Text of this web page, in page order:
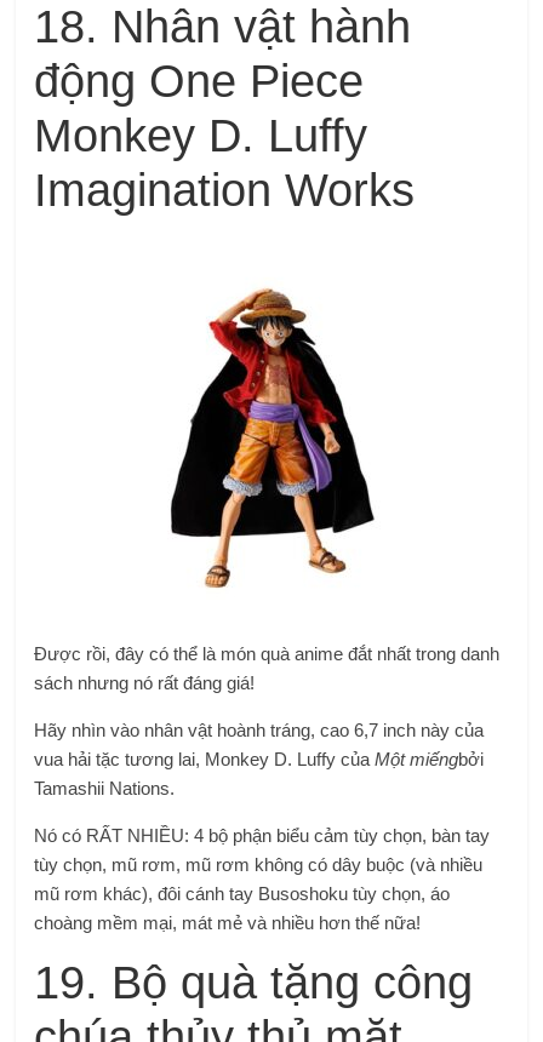
18. Nhân vật hành
động One Piece
Monkey D. Luffy
Imagination Works
Được rồi, đây có thể là món quà anime đắt nhất trong danh
sách nhưng nó rất đáng giá!
Hãy nhìn vào nhân vật hoành tráng, cao 6,7 inch này của
vua hải tặc tương lai, Monkey D. Luffy củaMột miếngbởi
Tamashii Nations.
Nó có RẤT NHIỀU: 4 bộ phận biểu cảm tùy chọn, bàn tay
tùy chọn, mũ rơm, mũ rơm không có dây buộc (và nhiều
mũ rơm khác), đôi cánh tay Busoshoku tùy chọn, áo
choàng mềm mại, mát mẻ và nhiều hơn thế nữa!
19. Bộ quà tặng công